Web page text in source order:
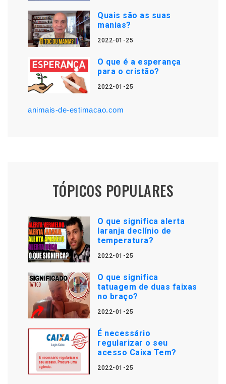
Quais são as suas
manias?
2022-01-25
O que é a esperança
para o cristão?
2022-01-25
animais-de-estimacao.com
TÓPICOS POPULARES
O que significa alerta
laranja declínio de
temperatura?
2022-01-25
O que significa
tatuagem de duas faixas
no braço?
2022-01-25
É necessário
regularizar o seu
acesso Caixa Tem?
2022-01-25